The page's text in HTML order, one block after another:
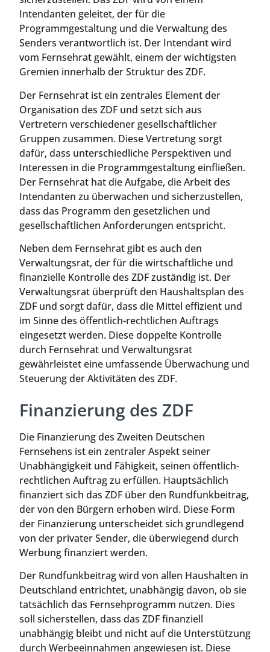
Intendanten geleitet, der für die
Programmgestaltung und die Verwaltung des
Senders verantwortlich ist. Der Intendant wird
vom Fernsehrat gewählt, einem der wichtigsten
Gremien innerhalb der Struktur des ZDF.
Der Fernsehrat ist ein zentrales Element der
Organisation des ZDF und setzt sich aus
Vertretern verschiedener gesellschaftlicher
Gruppen zusammen. Diese Vertretung sorgt
dafür, dass unterschiedliche Perspektiven und
Interessen in die Programmgestaltung einfließen.
Der Fernsehrat hat die Aufgabe, die Arbeit des
Intendanten zu überwachen und sicherzustellen,
dass das Programm den gesetzlichen und
gesellschaftlichen Anforderungen entspricht.
Neben dem Fernsehrat gibt es auch den
Verwaltungsrat, der für die wirtschaftliche und
finanzielle Kontrolle des ZDF zuständig ist. Der
Verwaltungsrat überprüft den Haushaltsplan des
ZDF und sorgt dafür, dass die Mittel effizient und
im Sinne des öffentlich-rechtlichen Auftrags
eingesetzt werden. Diese doppelte Kontrolle
durch Fernsehrat und Verwaltungsrat
gewährleistet eine umfassende Überwachung und
Steuerung der Aktivitäten des ZDF.
Finanzierung des ZDF
Die Finanzierung des Zweiten Deutschen
Fernsehens ist ein zentraler Aspekt seiner
Unabhängigkeit und Fähigkeit, seinen öffentlich-
rechtlichen Auftrag zu erfüllen. Hauptsächlich
finanziert sich das ZDF über den Rundfunkbeitrag,
der von den Bürgern erhoben wird. Diese Form
der Finanzierung unterscheidet sich grundlegend
von der privater Sender, die überwiegend durch
Werbung finanziert werden.
Der Rundfunkbeitrag wird von allen Haushalten in
Deutschland entrichtet, unabhängig davon, ob sie
tatsächlich das Fernsehprogramm nutzen. Dies
soll sicherstellen, dass das ZDF finanziell
unabhängig bleibt und nicht auf die Unterstützung
durch Werbeeinnahmen angewiesen ist. Diese